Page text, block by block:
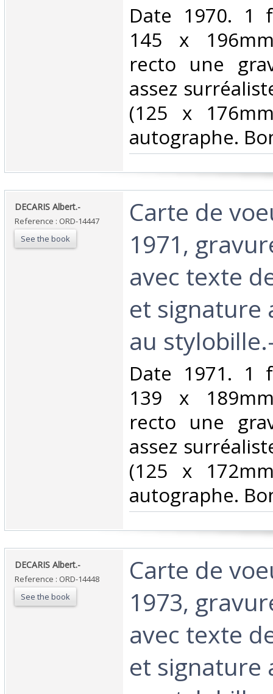
‎Date 1970. 1
145 x
recto une
assez
(125 x
autographe.
‎DECARIS Albert.-‎
Reference : ORD-14447
See the book
‎Carte de
1971,
avec texte
et signature
au
‎Date 1971. 1
139 x
recto une
assez
(125 x
autographe.
‎DECARIS Albert.-‎
Reference : ORD-14448
See the book
‎Carte de
1973,
avec texte
et signature